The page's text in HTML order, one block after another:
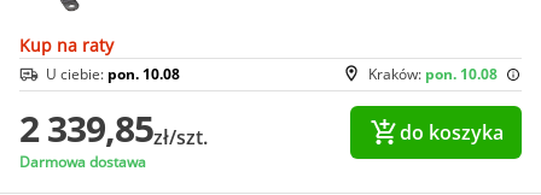
Kup na raty
Kraków: pon. 10.08
U ciebie: pon. 10.08
2 339,85zł/szt.
Darmowa dostawa
do koszyka